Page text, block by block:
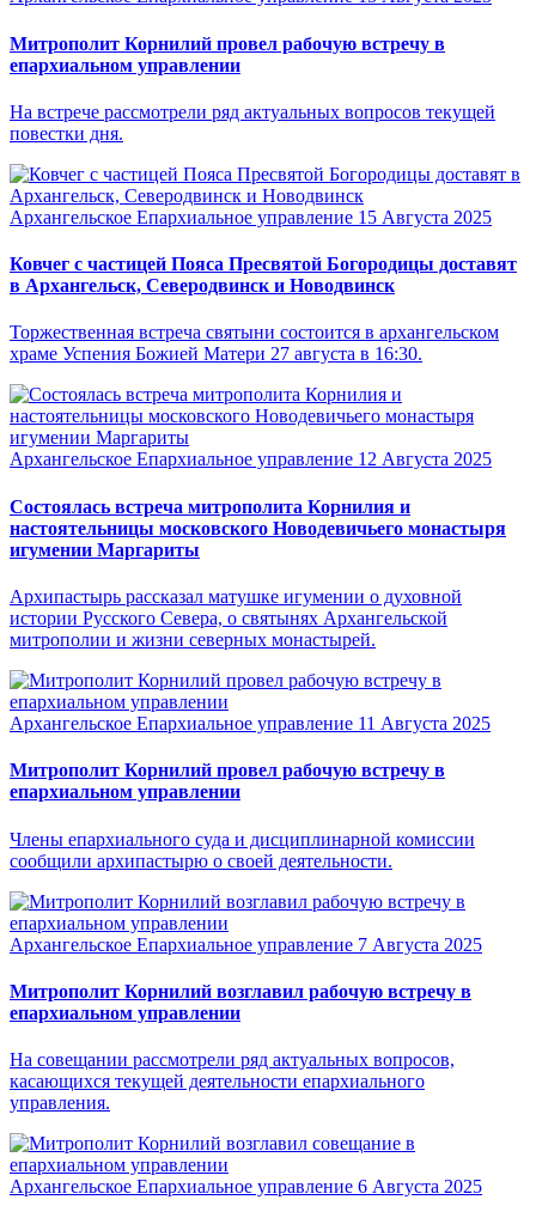
Митрополит Корнилий провел рабочую встречу в
епархиальном управлении
На встрече рассмотрели ряд актуальных вопросов текущей
повестки дня.
Архангельское Епархиальное управление 15 Августа 2025
Ковчег с частицей Пояса Пресвятой Богородицы доставят
в Архангельск, Северодвинск и Новодвинск
Торжественная встреча святыни состоится в архангельском
храме Успения Божией Матери 27 августа в 16:30.
Архангельское Епархиальное управление 12 Августа 2025
Состоялась встреча митрополита Корнилия и
настоятельницы московского Новодевичьего монастыря
игумении Маргариты
Архипастырь рассказал матушке игумении о духовной
истории Русского Севера, о святынях Архангельской
митрополии и жизни северных монастырей.
Архангельское Епархиальное управление 11 Августа 2025
Митрополит Корнилий провел рабочую встречу в
епархиальном управлении
Члены епархиального суда и дисциплинарной комиссии
сообщили архипастырю о своей деятельности.
Архангельское Епархиальное управление 7 Августа 2025
Митрополит Корнилий возглавил рабочую встречу в
епархиальном управлении
На совещании рассмотрели ряд актуальных вопросов,
касающихся текущей деятельности епархиального
управления.
Архангельское Епархиальное управление 6 Августа 2025